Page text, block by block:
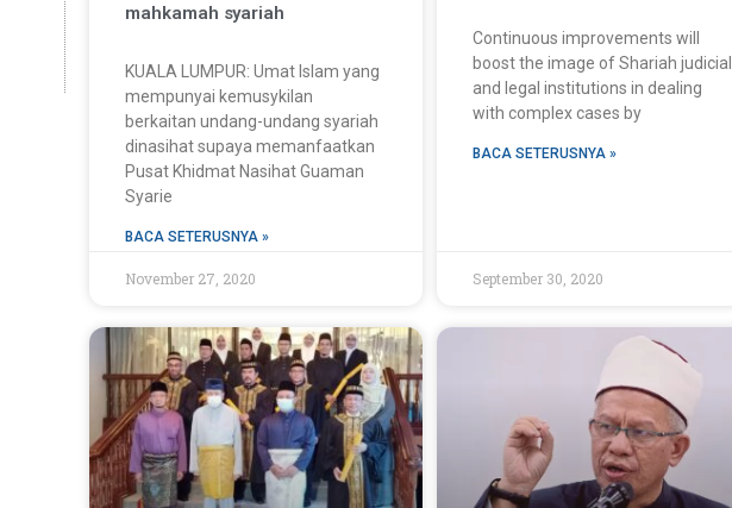
mahkamah syariah
KUALA LUMPUR: Umat Islam yang
mempunyai kemusykilan
berkaitan undang-undang syariah
dinasihat supaya memanfaatkan
Pusat Khidmat Nasihat Guaman
Syarie
BACA SETERUSNYA »
November 27, 2020
Continuous improvements will
boost the image of Shariah judicial
and legal institutions in dealing
with complex cases by
BACA SETERUSNYA »
September 30, 2020